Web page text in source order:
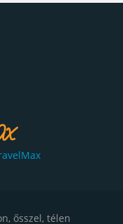
ősszel, télen